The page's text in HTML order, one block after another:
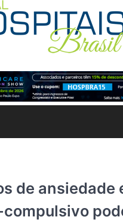
de ansiedade